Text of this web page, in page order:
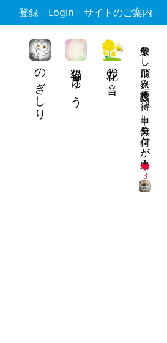
登録 Login サイトのご案内
予約なし飛び込み診療長く待つ 申し分無く何かが出来る
3
花の音
猫谷しゅう
のぎしり